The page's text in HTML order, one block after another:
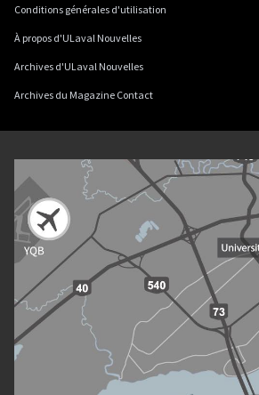
Conditions générales d'utilisation
À propos d'ULaval Nouvelles
Archives d'ULaval Nouvelles
Archives du Magazine Contact